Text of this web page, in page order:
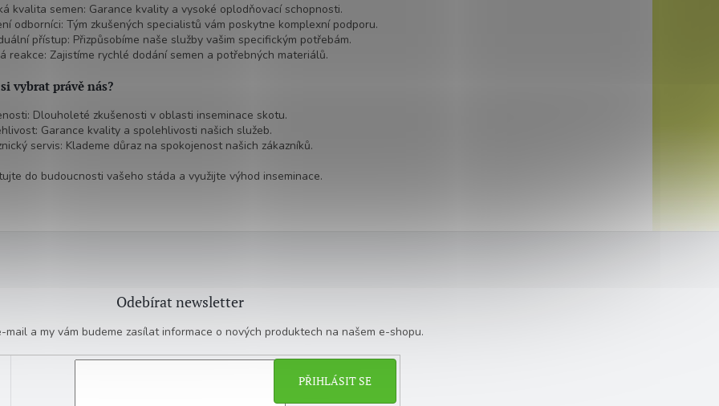
kvalita semen: Garance kvality a vysoké oplodňovací schopnosti.
odborníci: Tým zkušených specialistů vám poskytne komplexní podporu.
přístup: Přizpůsobíme naše služby vašim specifickým potřebám.
reakce: Zajistíme rychlé dodání semen a potřebných materiálů.
vybrat právě nás?
Dlouholeté zkušenosti v oblasti inseminace skotu.
Garance kvality a spolehlivosti našich služeb.
servis: Klademe důraz na spokojenost našich zákazníků.
do budoucnosti vašeho stáda a využijte výhod inseminace.
Odebírat newsletter
mail a my vám budeme zasílat informace o nových produktech na našem e-shopu.
PŘIHLÁSIT SE